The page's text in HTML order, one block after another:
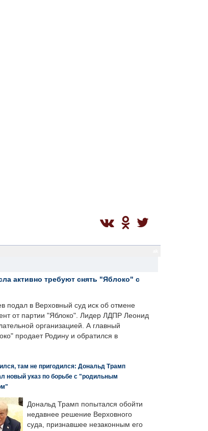
активно требуют снять "Яблоко" с
подал в Верховный суд иск об отмене
от партии "Яблоко". Лидер ЛДПР Леонид
организацией. А главный
продает Родину и обратился в
там не пригодился: Дональд Трамп
новый указ по борьбе с "родильным
Дональд Трамп попытался обойти
недавнее решение Верховного
суда, признавшее незаконным его